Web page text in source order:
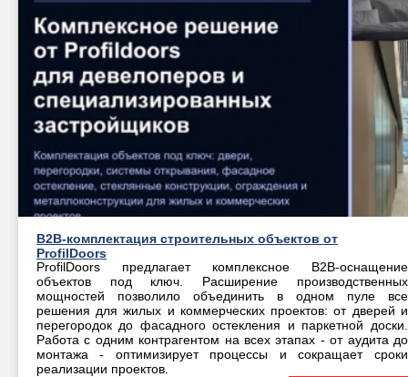
B2B-комплектация строительных объектов от
ProfilDoors
ProfilDoors предлагает комплексное B2B-оснащение
объектов под ключ. Расширение производственных
мощностей позволило объединить в одном пуле все
решения для жилых и коммерческих проектов: от дверей и
перегородок до фасадного остекления и паркетной доски.
Работа с одним контрагентом на всех этапах - от аудита до
монтажа - оптимизирует процессы и сокращает сроки
реализации проектов.